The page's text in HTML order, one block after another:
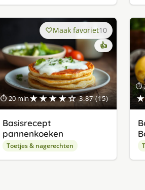
⏱ 20 min★★★★☆ 3.87 (15)
Maak favoriet10
👍
Basisrecept
pannenkoeken
Toetjes & nagerechten
⏱